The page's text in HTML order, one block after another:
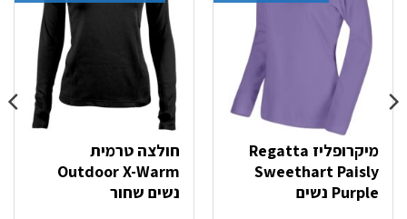
מיקרופליז Regatta
Sweethart Paisly
Purple נשים
חולצה טרמית
Outdoor X-Warm
נשים שחור